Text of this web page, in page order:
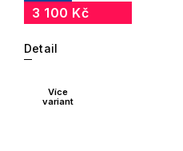
3 100 Kč
Detail
Více
variant